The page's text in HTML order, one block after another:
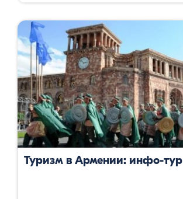
Туризм в Армении: инфо-тур